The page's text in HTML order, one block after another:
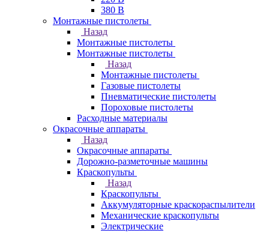
380 В
Монтажные пистолеты
Назад
Монтажные пистолеты
Монтажные пистолеты
Назад
Монтажные пистолеты
Газовые пистолеты
Пневматические пистолеты
Пороховые пистолеты
Расходные материалы
Окрасочные аппараты
Назад
Окрасочные аппараты
Дорожно-разметочные машины
Краскопульты
Назад
Краскопульты
Аккумуляторные краскораспылители
Механические краскопульты
Электрические